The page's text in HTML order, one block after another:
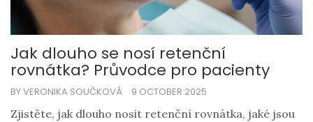
Jak dlouho se nosí retenční
rovnátka? Průvodce pro pacienty
BY VERONIKA SOUČKOVÁ 9 OCTOBER 2025
Zjistěte, jak dlouho nosit retenční rovnátka, jaké jsou